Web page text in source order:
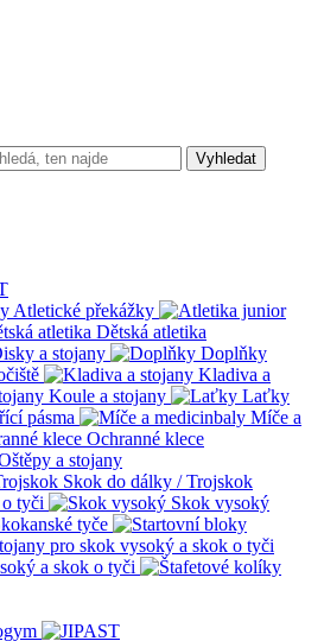
Vyhledat
Atletické překážky
Dětská atletika
a stojany
Doplňky
Kladiva a
Koule a stojany
Laťky
pásma
Míče a
Ochranné klece
a stojany
Skok do dálky / Trojskok
tyči
Skok vysoký
tyče
a skok o tyči